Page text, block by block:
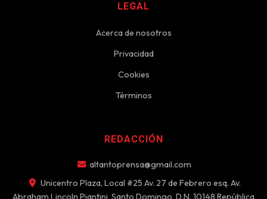
LEGAL
Acerca de nosotros
Privacidad
Cookies
Términos
REDACCIÓN
altantoprensa@gmail.com
Unicentro Plaza, Local #25 Av. 27 de Febrero esq. Av.